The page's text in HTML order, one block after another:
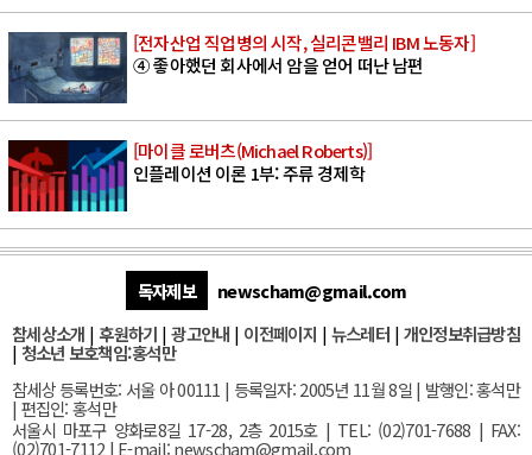
[전자산업 직업병의 시작, 실리콘밸리 IBM 노동자]
④ 좋아했던 회사에서 암을 얻어 떠난 남편
[마이클 로버츠(Michael Roberts)]
인플레이션 이론 1부: 주류 경제학
독자제보
newscham@gmail.com
참세상소개 | 후원하기 |광고안내 | 이전페이지 | 뉴스레터| 개인정보취급방침
| 청소년 보호책임:홍석만
참세상 등록번호: 서울 아 00111 | 등록일자: 2005년 11월 8일 | 발행인: 홍석만
| 편집인: 홍석만
서울시 마포구 양화로8길 17-28, 2층 2015호| TEL: (02)701-7688 | FAX:
(02)701-7112 | E-mail:newscham@gmail.com